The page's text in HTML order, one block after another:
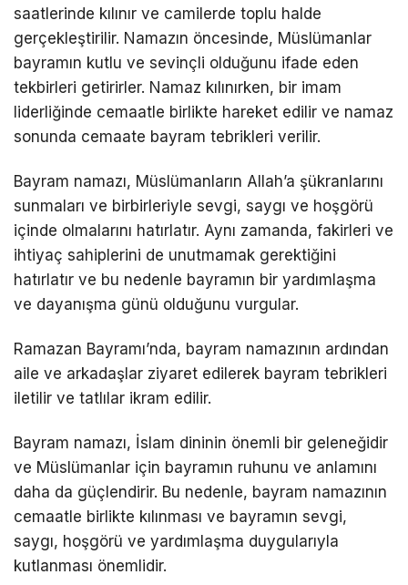
saatlerinde kılınır ve camilerde toplu halde
gerçekleştirilir. Namazın öncesinde, Müslümanlar
bayramın kutlu ve sevinçli olduğunu ifade eden
tekbirleri getirirler. Namaz kılınırken, bir imam
liderliğinde cemaatle birlikte hareket edilir ve namaz
sonunda cemaate bayram tebrikleri verilir.
Bayram namazı, Müslümanların Allah’a şükranlarını
sunmaları ve birbirleriyle sevgi, saygı ve hoşgörü
içinde olmalarını hatırlatır. Aynı zamanda, fakirleri ve
ihtiyaç sahiplerini de unutmamak gerektiğini
hatırlatır ve bu nedenle bayramın bir yardımlaşma
ve dayanışma günü olduğunu vurgular.
Ramazan Bayramı’nda, bayram namazının ardından
aile ve arkadaşlar ziyaret edilerek bayram tebrikleri
iletilir ve tatlılar ikram edilir.
Bayram namazı, İslam dininin önemli bir geleneğidir
ve Müslümanlar için bayramın ruhunu ve anlamını
daha da güçlendirir. Bu nedenle, bayram namazının
cemaatle birlikte kılınması ve bayramın sevgi,
saygı, hoşgörü ve yardımlaşma duygularıyla
kutlanması önemlidir.